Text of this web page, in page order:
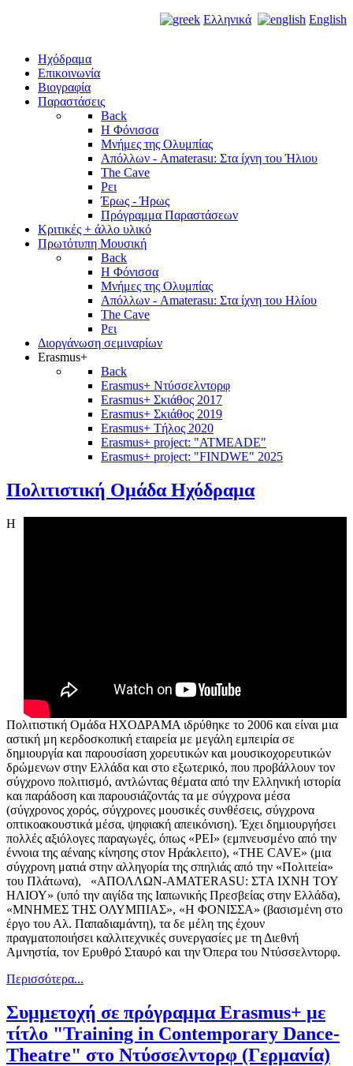
Ελληνικά English
Ηχόδραμα
Επικοινωνία
Βιογραφία
Παραστάσεις
Back
Η Φόνισσα
Μνήμες της Ολυμπίας
Απόλλων - Amaterasu: Στα ίχνη του Ήλιου
The Cave
Ρει
Έρως - Ήρως
Πρόγραμμα Παραστάσεων
Κριτικές + άλλο υλικό
Πρωτότυπη Μουσική
Back
Η Φόνισσα
Μνήμες της Ολυμπίας
Απόλλων - Amaterasu: Στα ίχνη του Ηλίου
The Cave
Ρει
Διοργάνωση σεμιναρίων
Erasmus+
Back
Erasmus+ Ντύσσελντορφ
Erasmus+ Σκιάθος 2017
Erasmus+ Σκιάθος 2019
Erasmus+ Τήλος 2020
Erasmus+ project: "ATMEADE"
Erasmus+ project: "FINDWE" 2025
Πολιτιστική Ομάδα Ηχόδραμα
Η
Πολιτιστική Ομάδα ΗΧΟΔΡΑΜΑ ιδρύθηκε το 2006 και είναι μια
αστική μη κερδοσκοπική εταιρεία με μεγάλη εμπειρία σε
δημιουργία και παρουσίαση χορευτικών και μουσικοχορευτικών
δρώμενων στην Ελλάδα και στο εξωτερικό, που προβάλλουν τον
σύγχρονο πολιτισμό, αντλώντας θέματα από την Ελληνική ιστορία
και παράδοση και παρουσιάζοντάς τα με σύγχρονα μέσα
(σύγχρονος χορός, σύγχρονες μουσικές συνθέσεις, σύγχρονα
οπτικοακουστικά μέσα, ψηφιακή απεικόνιση). Έχει δημιουργήσει
πολλές αξιόλογες παραγωγές, όπως «ΡΕΙ» (εμπνευσμένο από την
έννοια της αέναης κίνησης στον Ηράκλειτο), «THE CAVE» (μια
σύγχρονη ματιά στην αλληγορία της σπηλιάς από την «Πολιτεία»
του Πλάτωνα), «ΑΠΟΛΛΩΝ-AMATERASU: ΣΤΑ ΙΧΝΗ ΤΟΥ
ΗΛΙΟΥ» (υπό την αιγίδα της Ιαπωνικής Πρεσβείας στην Ελλάδα),
«ΜΝΗΜΕΣ ΤΗΣ ΟΛΥΜΠΙΑΣ», «Η ΦΟΝΙΣΣΑ» (βασισμένη στο
έργο του Αλ. Παπαδιαμάντη), τα δε μέλη της έχουν
πραγματοποιήσει καλλιτεχνικές συνεργασίες με τη Διεθνή
Αμνηστία, τον Ερυθρό Σταυρό και την Όπερα του Ντύσσελντορφ.
Περισσότερα...
Συμμετοχή σε πρόγραμμα Erasmus+ με
τίτλο "Training in Contemporary Dance-
Theatre" στο Ντύσσελντορφ (Γερμανία)